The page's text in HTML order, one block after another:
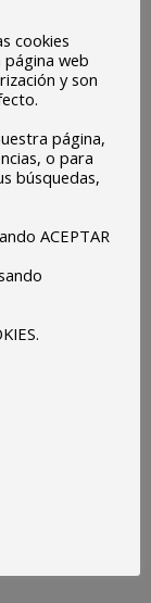
cookies
página web
y son
página,
o para
búsquedas,
ACEPTAR